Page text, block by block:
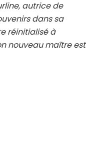
autrice de
dans sa
réinitialisé à
nouveau maître est